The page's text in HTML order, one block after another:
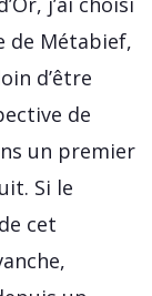
de Métabief,
d’être
de
un premier
Si le
cet